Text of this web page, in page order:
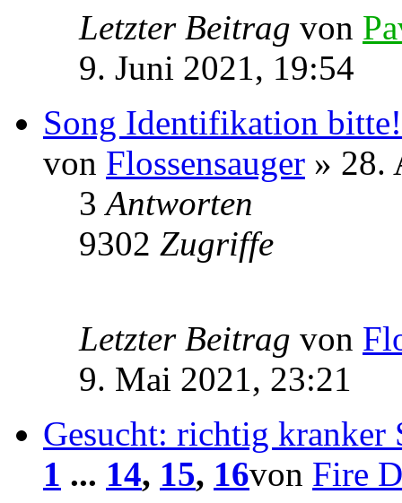
Letzter Beitrag von
9. Juni 2021, 19:54
Song Identifikation bitte!
von Flossensauger » 28.
3Antworten
9302 Zugriffe
Letzter Beitrag von
9. Mai 2021, 23:21
Gesucht: richtig kranker
1 ... 14, 15, 16von Fire